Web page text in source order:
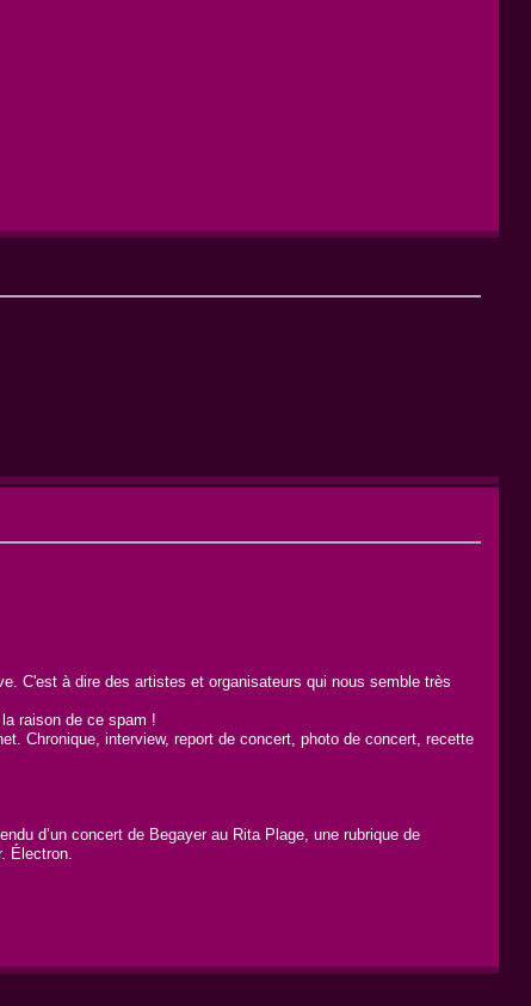
C'est à dire des artistes et organisateurs qui nous semble très
raison de ce spam !
Chronique, interview, report de concert, photo de concert, recette
d’un concert de Begayer au Rita Plage, une rubrique de
Électron.